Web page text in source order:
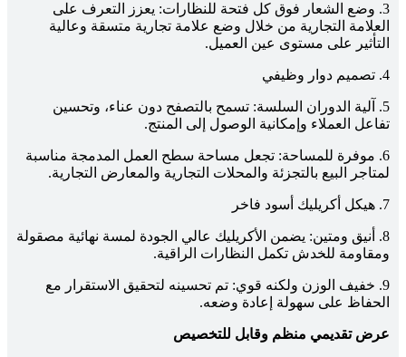
3. وضع الشعار فوق كل فتحة للنظارات: يعزز التعرف على
العلامة التجارية من خلال وضع علامة تجارية متسقة وعالية
التأثير على مستوى عين العميل.
4. تصميم دوار وظيفي
5. آلية الدوران السلسة: تسمح بالتصفح دون عناء، وتحسين
تفاعل العملاء وإمكانية الوصول إلى المنتج.
6. موفرة للمساحة: تجعل مساحة سطح العمل المدمجة مناسبة
لمتاجر البيع بالتجزئة والمحلات التجارية والمعارض التجارية.
7. هيكل أكريليك أسود فاخر
8. أنيق ومتين: يضمن الأكريليك عالي الجودة لمسة نهائية مصقولة
ومقاومة للخدش تكمل النظارات الراقية.
9. خفيف الوزن ولكنه قوي: تم تحسينه لتحقيق الاستقرار مع
الحفاظ على سهولة إعادة وضعه.
عرض تقديمي منظم وقابل للتخصيص